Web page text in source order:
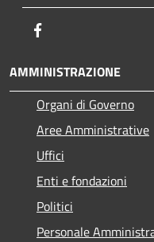
AMMINISTRAZIONE
Organi di Governo
Aree Amministrative
Uffici
Enti e fondazioni
Politici
Personale